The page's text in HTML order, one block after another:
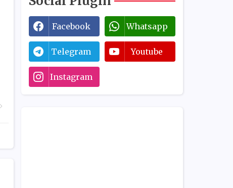
Facebook Whatsapp
Telegram Youtube
Instagram